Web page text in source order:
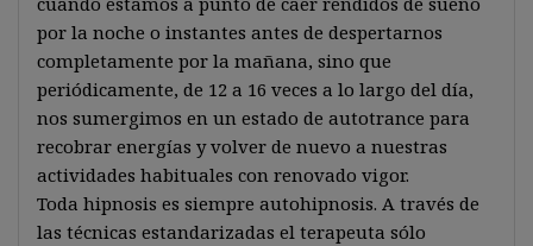
por la noche o instantes antes de despertarnos
completamente por la mañana, sino que
periódicamente, de 12 a 16 veces a lo largo del día,
nos sumergimos en un estado de autotrance para
recobrar energías y volver de nuevo a nuestras
actividades habituales con renovado vigor.
Toda hipnosis es siempre autohipnosis. A través de
las técnicas estandarizadas el terapeuta sólo